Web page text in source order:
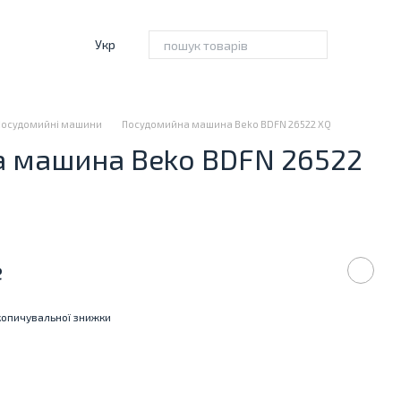
Укр
машини Посудомийна машина Beko BDFN 26522 XQ
Beko BDFN 26522
знижки